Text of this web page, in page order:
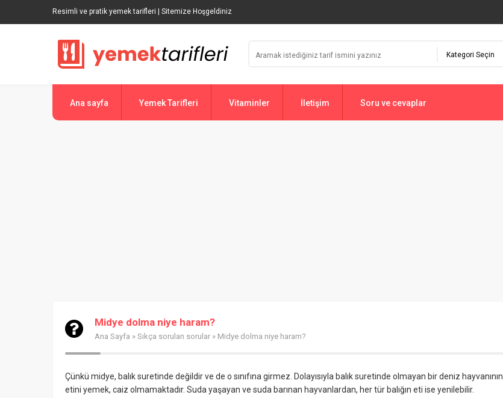
Resimli ve pratik yemek tarifleri | Sitemize Hoşgeldiniz
Ana sayfa Yemek Tarifleri Vitaminler İletişim Soru ve cevaplar
Midye dolma niye haram?
Ana Sayfa » Sıkça sorulan sorular » Midye dolma niye haram?
Çünkü midye, balık suretinde değildir ve de o sınıfına girmez. Dolayısıyla balık suretinde olmayan bir deniz hayvanının
etini yemek, caiz olmamaktadır. Suda yaşayan ve suda barınan hayvanlardan, her tür balığın eti ise yenilebilir.